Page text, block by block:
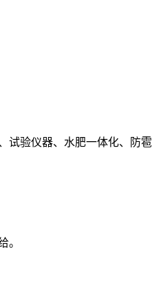
试验仪器、水肥一体化、防雹
。